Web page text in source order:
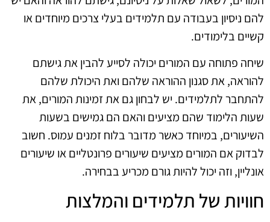
להם ניסיון בעבודה עם תלמידים בעלי צרכים מיוחדים או
קשיים בלימודים.
שיחה פתוחה עם המורים יכולה לסייע להבין את גישתם
להוראה, את סגנון ההוראה שלהם ואת היכולת שלהם
להתחבר לתלמידים. יש לבחון גם את זמינות המורים, את
שעות הלימוד שהם מציעים והאם הם גמישים בשעות
השיעורים, במיוחד כאשר מדובר בלוח זמנים עמוס. חשוב
לבדוק אם המורים מציעים שיעורים פרונטליים או שיעורים
אונליין, וזה יכול להיות גורם מכריע בבחירה.
חוויות של תלמידים והמלצות